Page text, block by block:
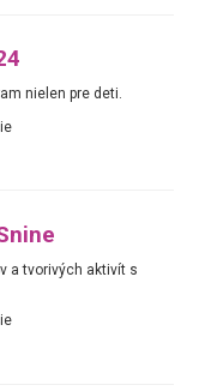
nielen pre deti.
a tvorivých aktivít s